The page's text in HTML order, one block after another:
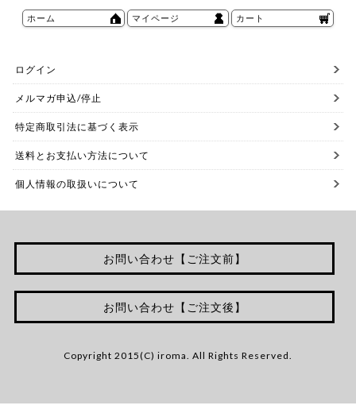
ホーム マイページ カート
ログイン
メルマガ申込/停止
特定商取引法に基づく表示
送料とお支払い方法について
個人情報の取扱いについて
お問い合わせ【ご注文前】
お問い合わせ【ご注文後】
Copyright 2015(C) iroma. All Rights Reserved.